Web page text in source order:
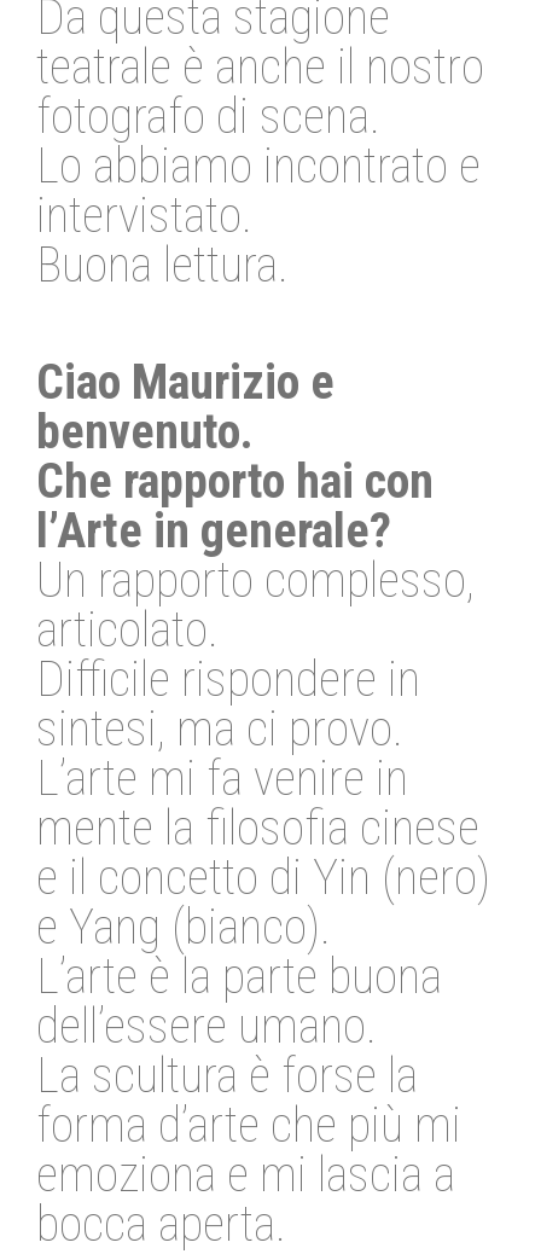
Da questa stagione
teatrale è anche il nostro
fotografo di scena.
Lo abbiamo incontrato e
intervistato.
Buona lettura.
Ciao Maurizio e
benvenuto.
Che rapporto hai con
l’Arte in generale?
Un rapporto complesso,
articolato.
Difficile rispondere in
sintesi, ma ci provo.
L’arte mi fa venire in
mente la filosofia cinese
e il concetto di Yin (nero)
e Yang (bianco).
L’arte è la parte buona
dell’essere umano.
La scultura è forse la
forma d’arte che più mi
emoziona e mi lascia a
bocca aperta.